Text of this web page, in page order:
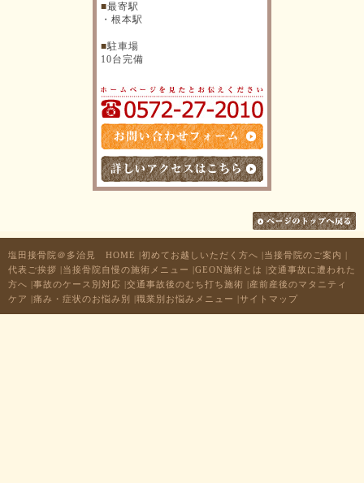
■最寄駅
・根本駅
■駐車場
10台完備
塩田接骨院＠多治見 HOME |初めてお越しいただく方へ |当接骨院のご案内 |
代表ご挨拶 |当接骨院自慢の施術メニュー |GEON施術とは |交通事故に遭われた
方へ |事故のケース別対応 |交通事故後のむち打ち施術 |産前産後のマタニティ
ケア |痛み・症状のお悩み別 |職業別お悩みメニュー |サイトマップ